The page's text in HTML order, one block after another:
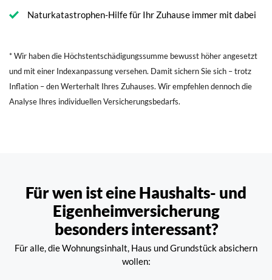
Naturkatastrophen-Hilfe für Ihr Zuhause immer mit dabei
* Wir haben die Höchstentschädigungssumme bewusst höher angesetzt
und mit einer Indexanpassung versehen. Damit sichern Sie sich – trotz
Inflation – den Werterhalt Ihres Zuhauses. Wir empfehlen dennoch die
Analyse Ihres individuellen Versicherungsbedarfs.
Für wen ist eine Haushalts- und
Eigenheimversicherung
besonders interessant?
Für alle, die Wohnungsinhalt, Haus und Grundstück absichern
wollen: